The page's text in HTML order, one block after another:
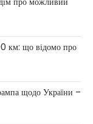
Maksym Krippa
empire
10, 2025
investor
the Parus
км: що відомо про
щодо України –